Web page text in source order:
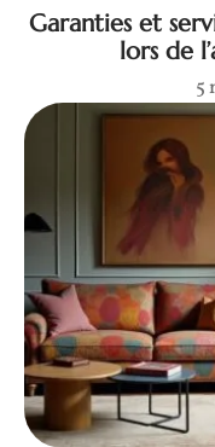
Garanties et
lors de
5